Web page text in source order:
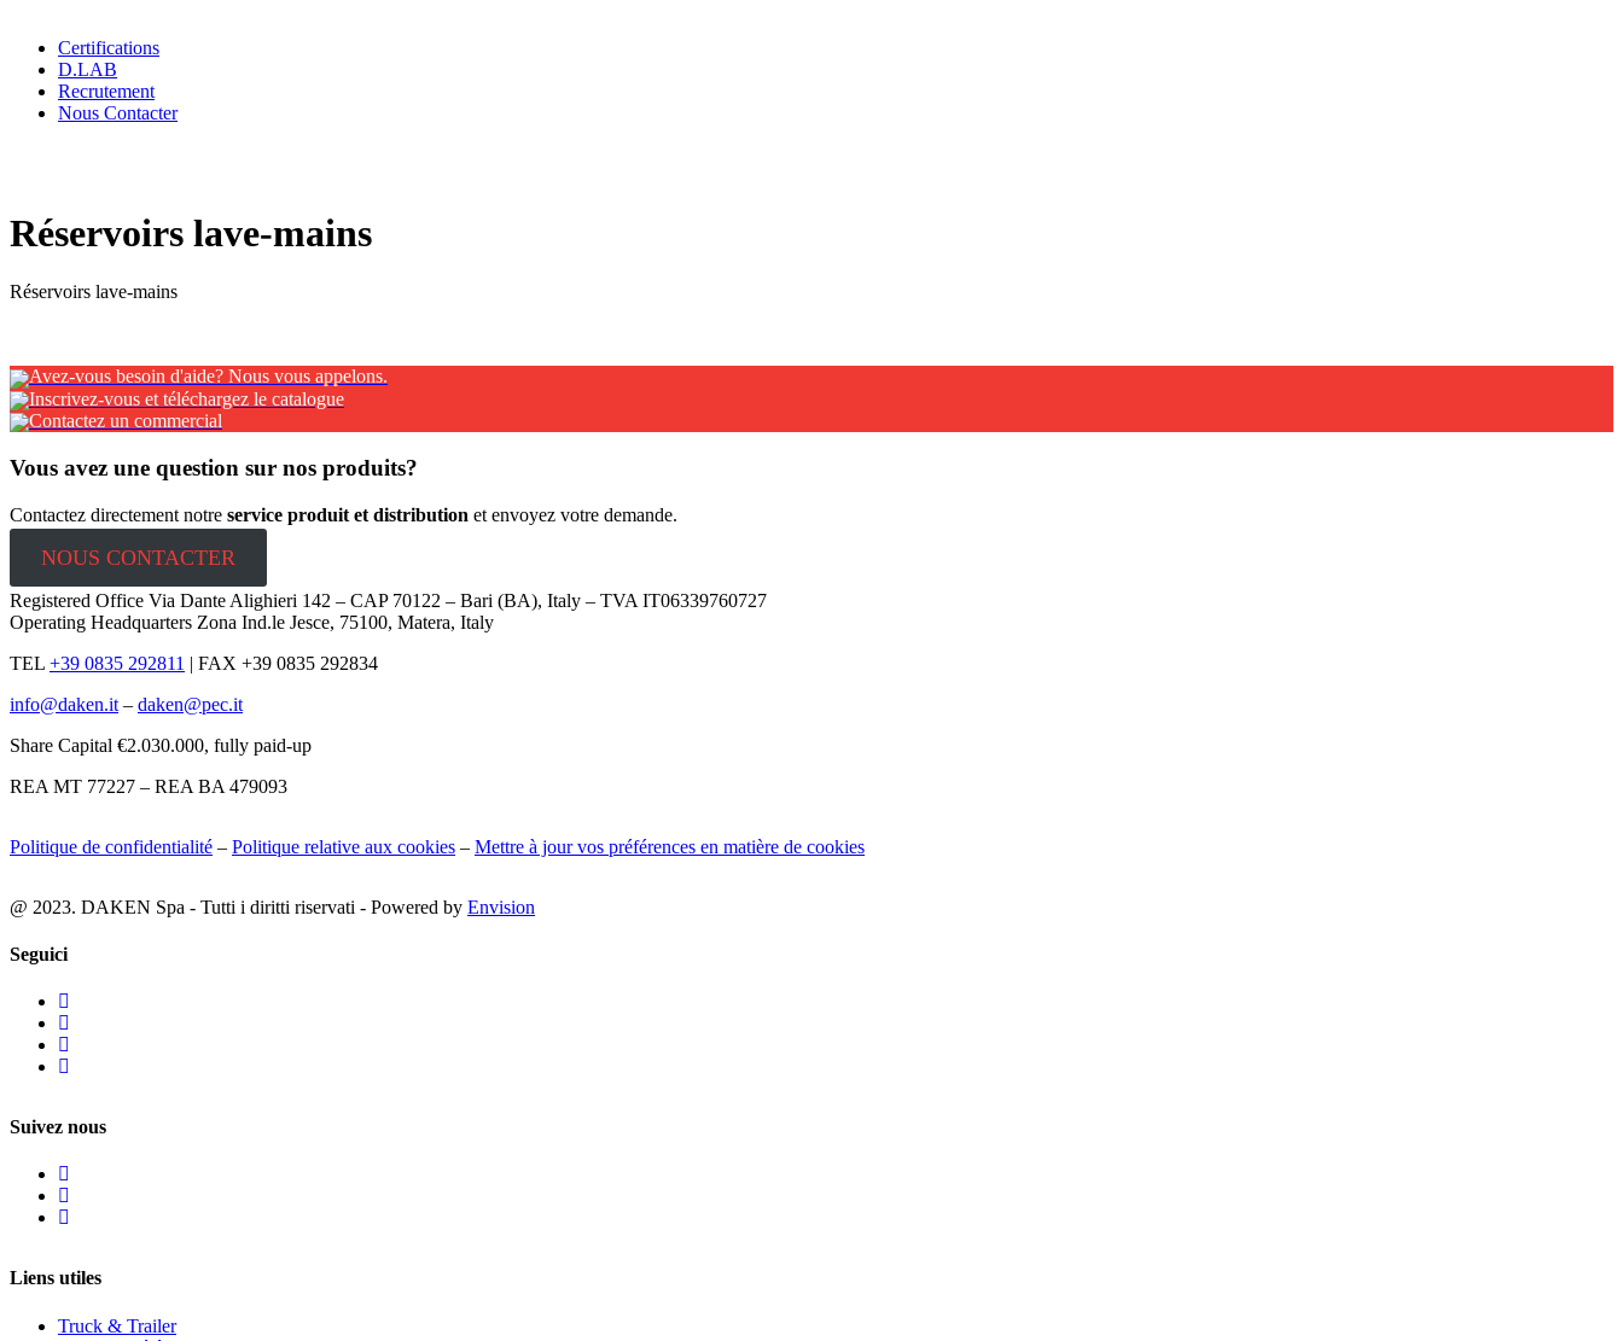
Certifications
D.LAB
Recrutement
Nous Contacter
Réservoirs lave-mains
Avez-vous besoin d'aide? Nous vous appelons.
Inscrivez-vous et téléchargez le catalogue
Contactez un commercial
Vous avez une question sur nos produits?
Contactez directement notre service produit et distribution et envoyez votre demande.
NOUS CONTACTER
Registered Office Via Dante Alighieri 142 – CAP 70122 – Bari (BA), Italy – TVA IT06339760727
Operating Headquarters Zona Ind.le Jesce, 75100, Matera, Italy
TEL +39 0835 292811 | FAX +39 0835 292834
info@daken.it – daken@pec.it
Share Capital €2.030.000, fully paid-up
REA MT 77227 – REA BA 479093
Politique de confidentialité – Politique relative aux cookies – Mettre à jour vos préférences en matière de cookies
@ 2023. DAKEN Spa - Tutti i diritti riservati - Powered by Envision
Seguici
Suivez nous
Liens utiles
Truck & Trailer